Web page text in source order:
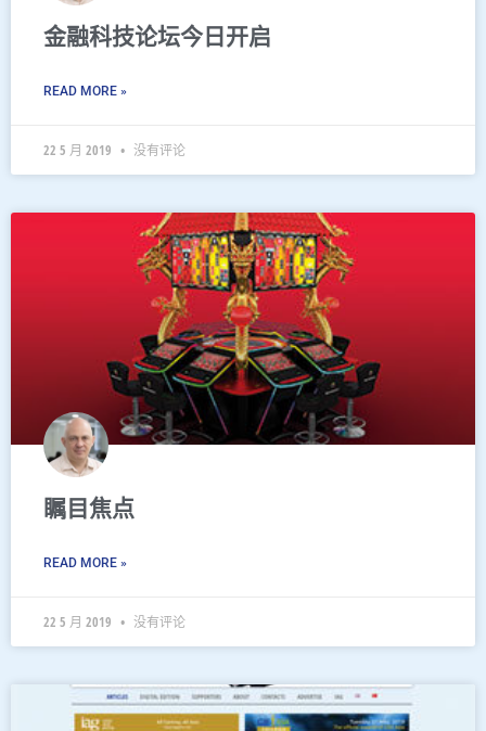
金融科技论坛今日开启
READ MORE »
22 5 月 2019 没有评论
瞩目焦点
READ MORE »
22 5 月 2019 没有评论